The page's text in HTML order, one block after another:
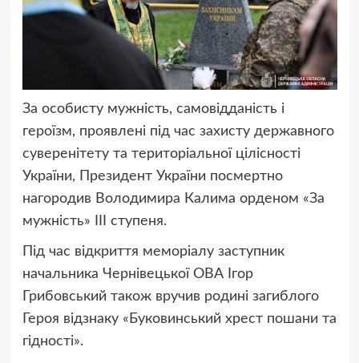
За особисту мужність, самовідданість і
героїзм, проявлені під час захисту державного
суверенітету та територіальної цілісності
України, Президент України посмертно
нагородив Володимира Калима орденом «За
мужність» ІІІ ступеня.
Під час відкриття меморіалу заступник
начальника Чернівецької ОВА Ігор
Грибовський також вручив родині загиблого
Героя відзнаку «Буковинський хрест пошани та
гідності».